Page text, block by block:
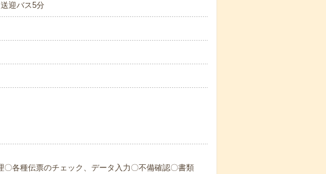
迎バス5分
各種伝票のチェック、データ入力〇不備確認〇書類